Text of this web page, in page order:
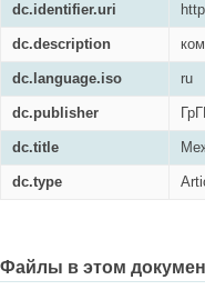
dc.identifier.uri
dc.description
dc.language.iso ru
dc.publisher
dc.title
dc.type
Файлы в этом